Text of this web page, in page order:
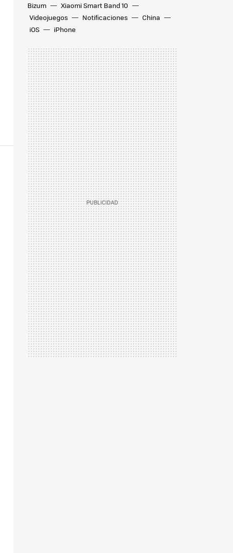
Bizum
Xiaomi Smart Band 10
Videojuegos
Notificaciones
China
iOS
iPhone